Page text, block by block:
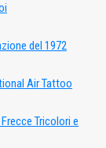
del 1972
Air Tattoo
Tricolori e